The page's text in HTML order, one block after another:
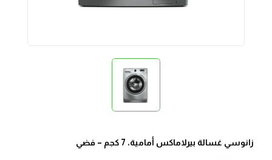
زانوسي غسالة بيرلاماكس أمامية، 7 كجم – فضي